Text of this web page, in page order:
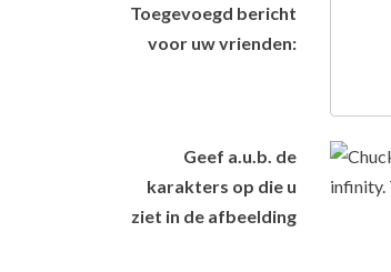
Toegevoegd bericht
voor uw vrienden:
Geef a.u.b. de
karakters op die u
ziet in de afbeelding